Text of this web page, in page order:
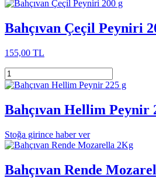
Bahçıvan Çeçil Peyniri
155,00 TL
Bahçıvan Hellim Peynir
Stoğa girince haber ver
Bahçıvan Rende